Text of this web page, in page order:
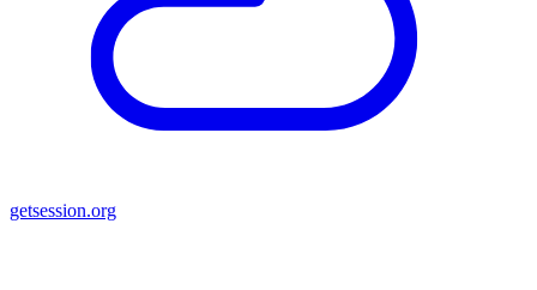
getsession.org